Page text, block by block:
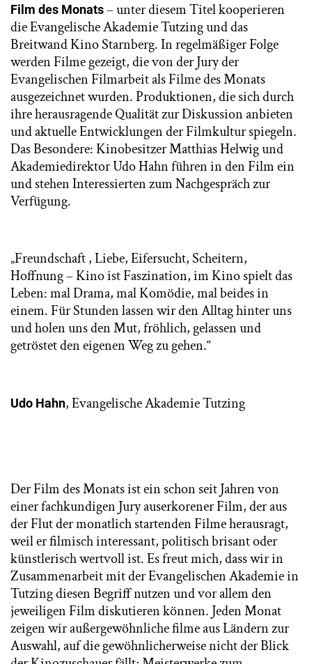
Film des Monats– unter diesem Titel kooperieren
die Evangelische Akademie Tutzing und das
Breitwand Kino Starnberg. In regelmäßiger Folge
werden Filme gezeigt, die von der Jury der
Evangelischen Filmarbeit als Filme des Monats
ausgezeichnet wurden. Produktionen, die sich durch
ihre herausragende Qualität zur Diskussion anbieten
und aktuelle Entwicklungen der Filmkultur spiegeln.
Das Besondere: Kinobesitzer Matthias Helwig und
Akademiedirektor Udo Hahn führen in den Film ein
und stehen Interessierten zum Nachgespräch zur
Verfügung.
„Freundschaft , Liebe, Eifersucht, Scheitern,
Hoffnung – Kino ist Faszination, im Kino spielt das
Leben: mal Drama, mal Komödie, mal beides in
einem. Für Stunden lassen wir den Alltag hinter uns
und holen uns den Mut, fröhlich, gelassen und
getröstet den eigenen Weg zu gehen.“
Udo Hahn, Evangelische Akademie Tutzing
Der Film des Monats ist ein schon seit Jahren von
einer fachkundigen Jury auserkorener Film, der aus
der Flut der monatlich startenden Filme herausragt,
weil er filmisch interessant, politisch brisant oder
künstlerisch wertvoll ist. Es freut mich, dass wir in
Zusammenarbeit mit der Evangelischen Akademie in
Tutzing diesen Begriff nutzen und vor allem den
jeweiligen Film diskutieren können. Jeden Monat
zeigen wir außergewöhnliche filme aus Ländern zur
Auswahl, auf die gewöhnlicherweise nicht der Blick